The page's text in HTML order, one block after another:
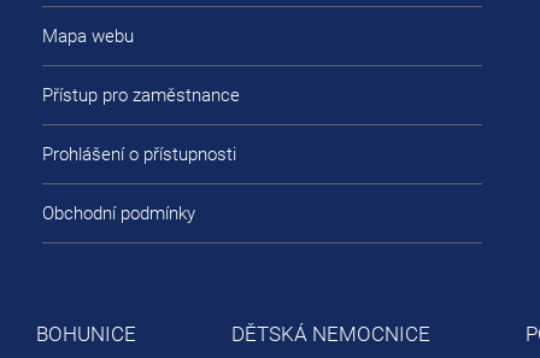
Mapa webu
Přístup pro zaměstnance
Prohlášení o přístupnosti
Obchodní podmínky
BOHUNICE DĚTSKÁ NEMOCNICE